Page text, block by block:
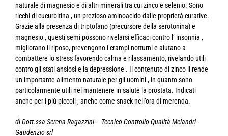
naturale di magnesio e di altri minerali tra cui zinco e selenio. Sono
ricchi di cucurbitina , un prezioso aminoacido dalle proprietà curative.
Grazie alla presenza di triptofano (precursore della serotonina) e
magnesio , questi semi possono rivelarsi efficaci contro l’ insonnia ,
migliorano il riposo, prevengono i crampi notturni e aiutano a
combattere lo stress favorendo calma e rilassamento, rivelando utili
contro gli stati ansiosi e la depressione . Il contenuto di zinco li rende
un importante alimento naturale per gli uomini , in quanto sono
particolarmente utili nel mantenere in salute la prostata. Indicati
anche per i più piccoli , anche come snack nell’ora di merenda.
di Dott.ssa Serena Ragazzini – Tecnico Controllo Qualità Melandri
Gaudenzio srl